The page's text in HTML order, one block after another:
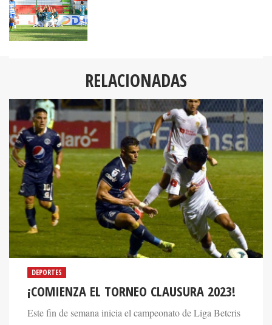
RELACIONADAS
DEPORTES
¡COMIENZA EL TORNEO CLAUSURA 2023!
Este fin de semana inicia el campeonato de Liga Betcris